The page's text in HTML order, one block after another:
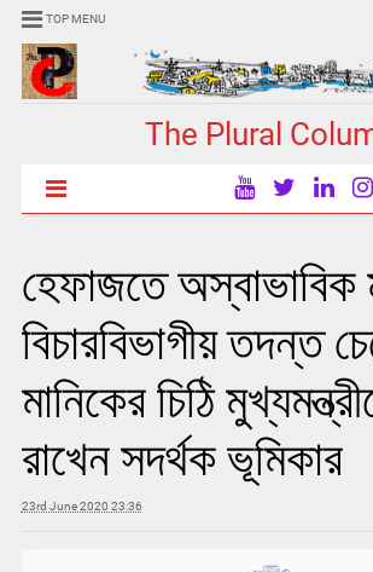
TOP MENU
The Plural
হেফাজতে অস্বাভাবিক
বিচারবিভাগীয় তদন্ত
মানিকের চিঠি
রাখেন সদর্থক ভূমিকার
23rd June 2020 23:36